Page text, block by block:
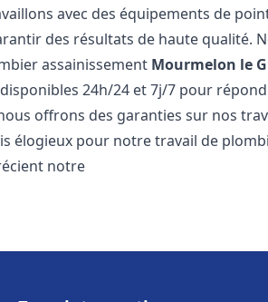
avec des équipements de
des résultats de haute qualité.
assainissement Mourmelon le
24h/24 et 7j/7 pour
offrons des garanties sur nos
élogieux pour notre travail de
notre